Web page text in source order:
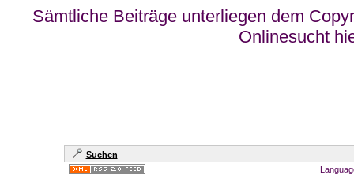
Sämtliche Beiträge unterliegen dem
Onlinesucht
Suchen